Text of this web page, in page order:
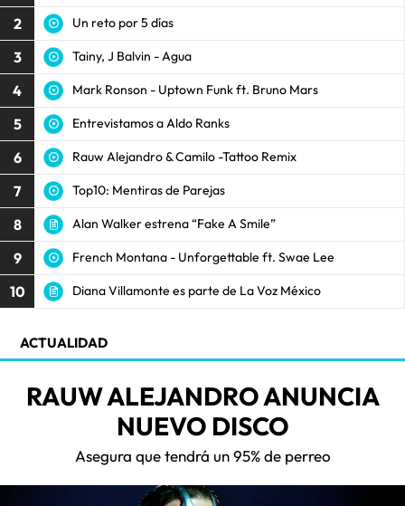
2 Un reto por 5 días
3 Tainy, J Balvin - Agua
4 Mark Ronson - Uptown Funk ft. Bruno Mars
5 Entrevistamos a Aldo Ranks
6 Rauw Alejandro & Camilo -Tattoo Remix
7 Top10: Mentiras de Parejas
8 Alan Walker estrena “Fake A Smile”
9 French Montana - Unforgettable ft. Swae Lee
10 Diana Villamonte es parte de La Voz México
ACTUALIDAD
RAUW ALEJANDRO ANUNCIA
NUEVO DISCO
Asegura que tendrá un 95% de perreo